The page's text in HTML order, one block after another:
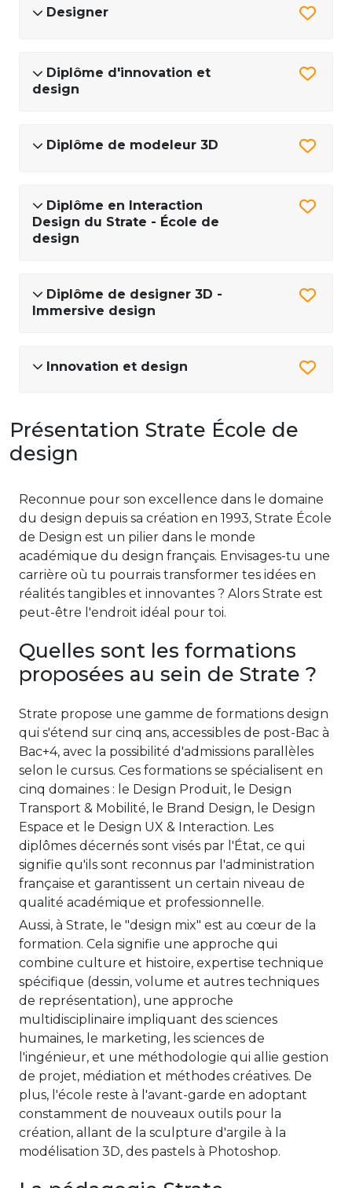
Designer
Diplôme d'innovation et
design
Diplôme de modeleur 3D
Diplôme en Interaction
Design du Strate - École de
design
Diplôme de designer 3D -
Immersive design
Innovation et design
Présentation Strate École de
design
Reconnue pour son excellence dans le domaine
du design depuis sa création en 1993, Strate École
de Design est un pilier dans le monde
académique du design français. Envisages-tu une
carrière où tu pourrais transformer tes idées en
réalités tangibles et innovantes ? Alors Strate est
peut-être l'endroit idéal pour toi.
Quelles sont les formations
proposées au sein de Strate ?
Strate propose une gamme de formations design
qui s'étend sur cinq ans, accessibles de post-Bac à
Bac+4, avec la possibilité d'admissions parallèles
selon le cursus. Ces formations se spécialisent en
cinq domaines : le Design Produit, le Design
Transport & Mobilité, le Brand Design, le Design
Espace et le Design UX & Interaction. Les
diplômes décernés sont visés par l'État, ce qui
signifie qu'ils sont reconnus par l'administration
française et garantissent un certain niveau de
qualité académique et professionnelle.
Aussi, à Strate, le "design mix" est au cœur de la
formation. Cela signifie une approche qui
combine culture et histoire, expertise technique
spécifique (dessin, volume et autres techniques
de représentation), une approche
multidisciplinaire impliquant des sciences
humaines, le marketing, les sciences de
l'ingénieur, et une méthodologie qui allie gestion
de projet, médiation et méthodes créatives. De
plus, l'école reste à l'avant-garde en adoptant
constamment de nouveaux outils pour la
création, allant de la sculpture d'argile à la
modélisation 3D, des pastels à Photoshop.